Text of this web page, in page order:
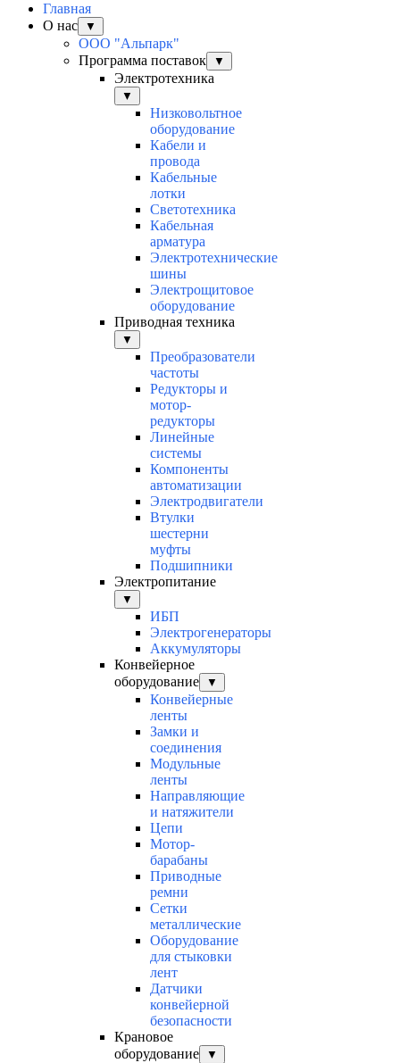
Главная
О нас
▼
ООО "Альпарк"
Программа поставок
▼
Электротехника
▼
Низковольтное
оборудование
Кабели и
провода
Кабельные
лотки
Светотехника
Кабельная
арматура
Электротехнические
шины
Электрощитовое
оборудование
Приводная техника
▼
Преобразователи
частоты
Редукторы и
мотор-
редукторы
Линейные
системы
Компоненты
автоматизации
Электродвигатели
Втулки
шестерни
муфты
Подшипники
Электропитание
▼
ИБП
Электрогенераторы
Аккумуляторы
Конвейерное
оборудование
▼
Конвейерные
ленты
Замки и
соединения
Модульные
ленты
Направляющие
и натяжители
Цепи
Мотор-
барабаны
Приводные
ремни
Сетки
металлические
Оборудование
для стыковки
лент
Датчики
конвейерной
безопасности
Крановое
оборудование
▼